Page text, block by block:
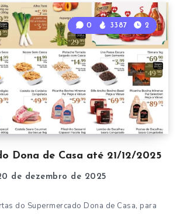
Dona de Casa até 21/12/2025
0 3387 2
de dezembro de 2025
do Supermercado Dona de Casa, para